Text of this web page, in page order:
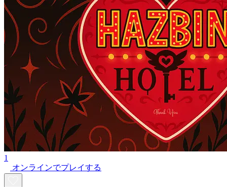
1
オンラインでプレイする